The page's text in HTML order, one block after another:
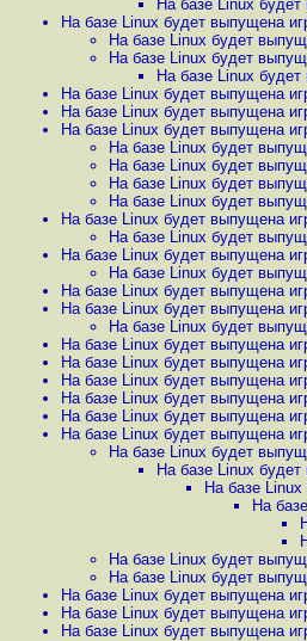
На базе Linux
На базе Linux будет выпущена
На базе Linux будет
На базе Linux будет
На базе Linux
На базе Linux будет выпущена
На базе Linux будет выпущена
На базе Linux будет выпущена
На базе Linux будет
На базе Linux будет
На базе Linux будет
На базе Linux будет
На базе Linux будет выпущена
На базе Linux будет
На базе Linux будет выпущена
На базе Linux будет
На базе Linux будет выпущена
На базе Linux будет выпущена
На базе Linux будет
На базе Linux будет выпущена
На базе Linux будет выпущена
На базе Linux будет выпущена
На базе Linux будет выпущена
На базе Linux будет выпущена
На базе Linux будет выпущена
На базе Linux будет
На базе Linux
На базе
На
На базе Linux будет
На базе Linux будет
На базе Linux будет выпущена
На базе Linux будет выпущена
На базе Linux будет выпущена